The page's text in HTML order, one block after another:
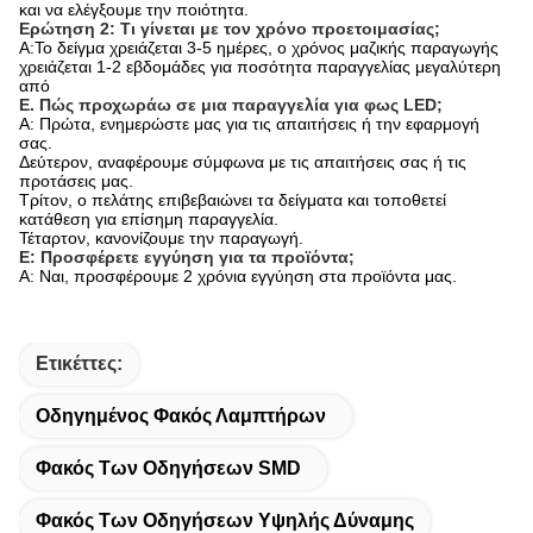
και να ελέγξουμε την ποιότητα.
Ερώτηση 2: Τι γίνεται με τον χρόνο προετοιμασίας;
Α:Το δείγμα χρειάζεται 3-5 ημέρες, ο χρόνος μαζικής παραγωγής
χρειάζεται 1-2 εβδομάδες για ποσότητα παραγγελίας μεγαλύτερη
από
Ε. Πώς προχωράω σε μια παραγγελία για φως LED;
Α: Πρώτα, ενημερώστε μας για τις απαιτήσεις ή την εφαρμογή
σας.
Δεύτερον, αναφέρουμε σύμφωνα με τις απαιτήσεις σας ή τις
προτάσεις μας.
Τρίτον, ο πελάτης επιβεβαιώνει τα δείγματα και τοποθετεί
κατάθεση για επίσημη παραγγελία.
Τέταρτον, κανονίζουμε την παραγωγή.
Ε: Προσφέρετε εγγύηση για τα προϊόντα;
Α: Ναι, προσφέρουμε 2 χρόνια εγγύηση στα προϊόντα μας.
Ετικέττες:
Οδηγημένος Φακός Λαμπτήρων
Φακός Των Οδηγήσεων SMD
Φακός Των Οδηγήσεων Υψηλής Δύναμης